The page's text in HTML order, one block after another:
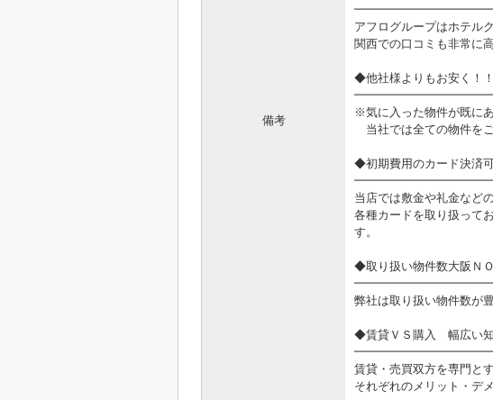
備考
アフログループはホテル
関西での口コミも非常に
◆他社様よりもお安く！
※気に入った物件が既に
当社では全ての物件をご
◆初期費用のカード決済
当店では敷金や礼金など
各種カードを取り扱って
す。
◆取り扱い物件数大阪Ｎ
弊社は取り扱い物件数が
◆賃貸ＶＳ購入 幅広い
賃貸・売買双方を専門と
それぞれのメリット・デ